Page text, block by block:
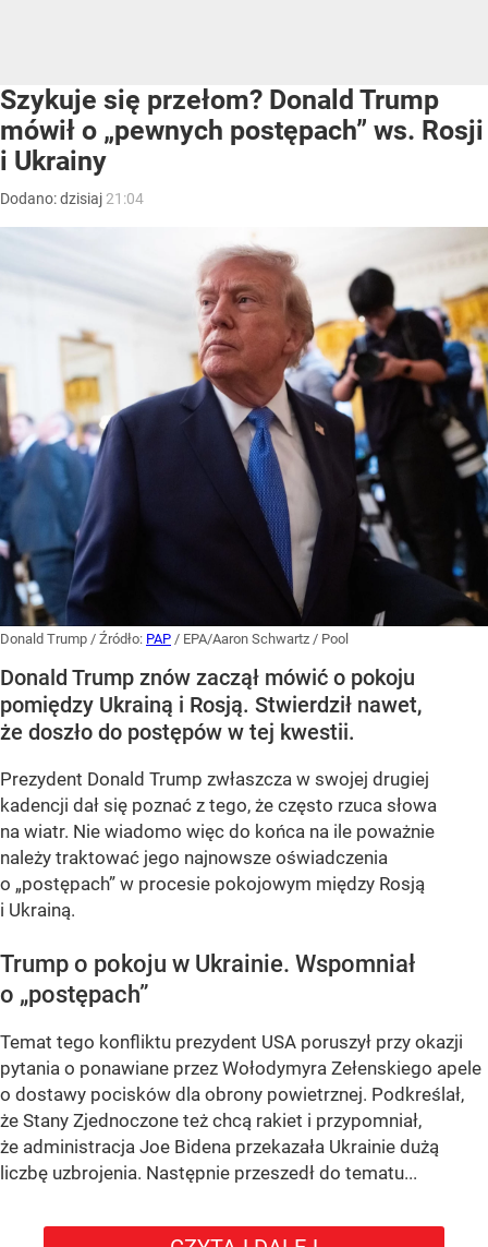
Szykuje się przełom? Donald Trump
mówił o „pewnych postępach” ws. Rosji
i Ukrainy
Dodano:dzisiaj 21:04
Donald Trump / Źródło: PAP / EPA/Aaron Schwartz / Pool
Donald Trump znów zaczął mówić o pokoju
pomiędzy Ukrainą i Rosją. Stwierdził nawet,
że doszło do postępów w tej kwestii.
Prezydent Donald Trump zwłaszcza w swojej drugiej
kadencji dał się poznać z tego, że często rzuca słowa
na wiatr. Nie wiadomo więc do końca na ile poważnie
należy traktować jego najnowsze oświadczenia
o „postępach” w procesie pokojowym między Rosją
i Ukrainą.
Trump o pokoju w Ukrainie. Wspomniał
o „postępach”
Temat tego konfliktu prezydent USA poruszył przy okazji
pytania o ponawiane przez Wołodymyra Zełenskiego apele
o dostawy pocisków dla obrony powietrznej. Podkreślał,
że Stany Zjednoczone też chcą rakiet i przypomniał,
że administracja Joe Bidena przekazała Ukrainie dużą
liczbę uzbrojenia. Następnie przeszedł do tematu...